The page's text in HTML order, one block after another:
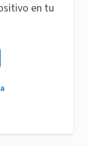
en tu